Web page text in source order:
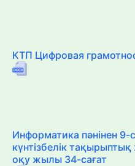
КТП Цифровая
Информатика пәнінен 9-
күнтізбелік
оқу жылы 34-сағат